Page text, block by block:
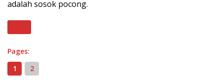
adalah sosok pocong.
Pages:
1
2